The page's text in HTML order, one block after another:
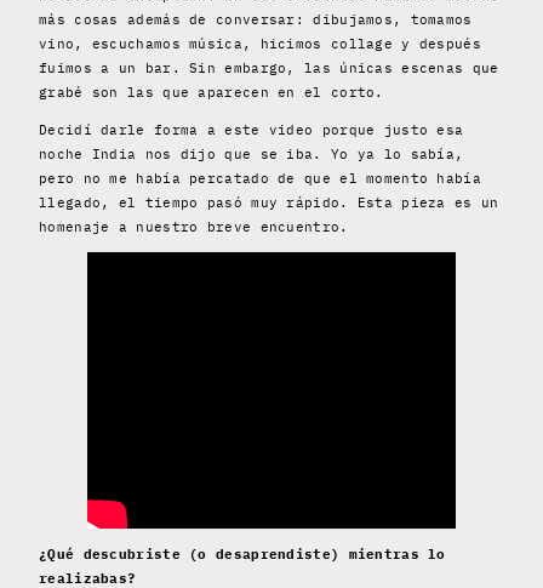
más cosas además de conversar: dibujamos, tomamos
vino, escuchamos música, hicimos collage y después
fuimos a un bar. Sin embargo, las únicas escenas que
grabé son las que aparecen en el corto.
Decidí darle forma a este video porque justo esa
noche India nos dijo que se iba. Yo ya lo sabía,
pero no me había percatado de que el momento había
llegado, el tiempo pasó muy rápido. Esta pieza es un
homenaje a nuestro breve encuentro.
¿Qué descubriste (o desaprendiste) mientras lo
realizabas?